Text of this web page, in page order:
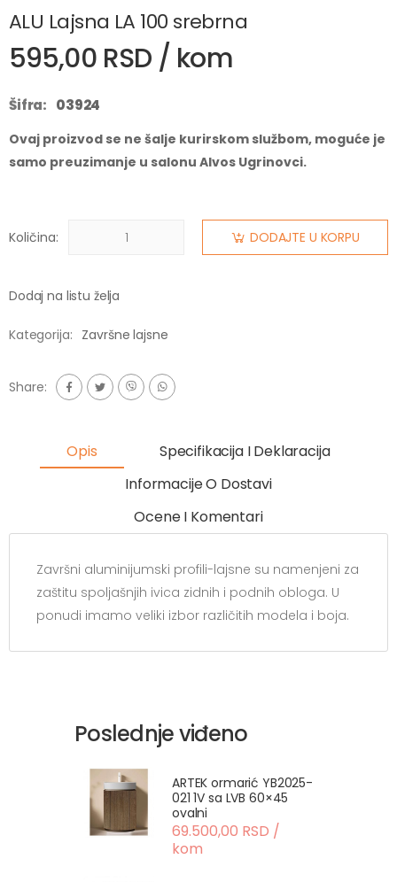
ALU Lajsna LA 100 srebrna
595,00 RSD / kom
Šifra: 03924
Ovaj proizvod se ne šalje kurirskom službom, moguće je
samo preuzimanje u salonu Alvos Ugrinovci.
Količina: DODAJTE U KORPU
Dodaj na listu želja
Kategorija: Završne lajsne
Share:
Opis
Specifikacija I Deklaracija
Informacije O Dostavi
Ocene I Komentari
Završni aluminijumski profili-lajsne su namenjeni za
zaštitu spoljašnjih ivica zidnih i podnih obloga. U
ponudi imamo veliki izbor različitih modela i boja.
Poslednje viđeno
ARTEK ormarić YB2025-
021 1V sa LVB 60×45
ovalni
69.500,00 RSD /
kom